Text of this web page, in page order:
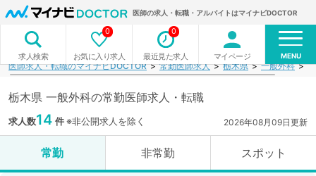
医師の求人・転職・アルバイトはマイナビDOCTOR
求人検索 お気に入り求人
0
最近見た求人
0
マイページ MENU
医師求人・転職のマイナビDOCTOR 常勤医師求人 栃木県 一般外科
栃木県 一般外科の常勤医師求人・転職
求人数14 件※非公開求人を除く 2026年08月09日更新
常勤 非常勤 スポット